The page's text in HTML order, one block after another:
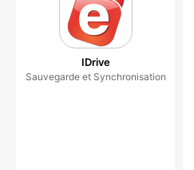
IDrive
Sauvegarde et Synchronisation